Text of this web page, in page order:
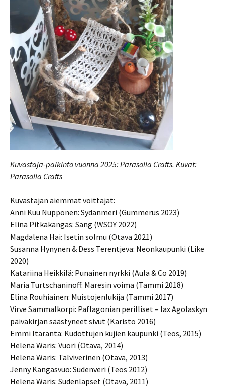
Kuvastaja-palkinto vuonna 2025: Parasolla Crafts. Kuvat:
Parasolla Crafts
Kuvastajan aiemmat voittajat:
Anni Kuu Nupponen: Sydänmeri (Gummerus 2023)
Elina Pitkäkangas: Sang (WSOY 2022)
Magdalena Hai: Isetin solmu (Otava 2021)
Susanna Hynynen & Dess Terentjeva: Neonkaupunki (Like
2020)
Katariina Heikkilä: Punainen nyrkki (Aula & Co 2019)
Maria Turtschaninoff: Maresin voima (Tammi 2018)
Elina Rouhiainen: Muistojenlukija (Tammi 2017)
Virve Sammalkorpi: Paflagonian perilliset – Iax Agolaskyn
päiväkirjan säästyneet sivut (Karisto 2016)
Emmi Itäranta: Kudottujen kujien kaupunki (Teos, 2015)
Helena Waris: Vuori (Otava, 2014)
Helena Waris: Talviverinen (Otava, 2013)
Jenny Kangasvuo: Sudenveri (Teos 2012)
Helena Waris: Sudenlapset (Otava, 2011)